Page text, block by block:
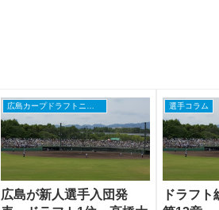
広島が新人選手入団発
選手コラム
ドラフ